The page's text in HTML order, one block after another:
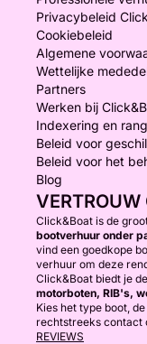
Privacybeleid
Cookiebeleid
Algemene
Wettelijke
Partners
Werken bij
Indexering en
Beleid voor
Beleid voor het
Blog
VERTROUW
Click&Boat is de
bootverhuur onder
vind een goedkope
verhuur om deze
Click&Boat biedt je
motorboten, RIB's,
Kies het type boot,
rechtstreeks contact
REVIEWS